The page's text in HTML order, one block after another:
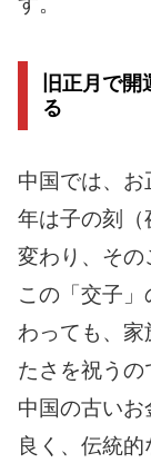
旧正月で
る
中国では、お
年は子の刻（
変わり、その
この「交子
わっても、
たさを祝うの
中国の古い
良く、伝統的